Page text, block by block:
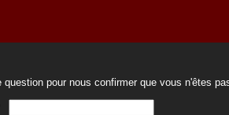
pour nous confirmer que vous n'êtes